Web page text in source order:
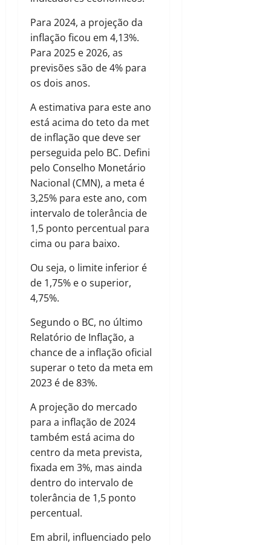
Para 2024, a projeção da
inflação ficou em 4,13%.
Para 2025 e 2026, as
previsões são de 4% para
os dois anos.
A estimativa para este ano
está acima do teto da met
de inflação que deve ser
perseguida pelo BC. Defini
pelo Conselho Monetário
Nacional (CMN), a meta é
3,25% para este ano, com
intervalo de tolerância de
1,5 ponto percentual para
cima ou para baixo.
Ou seja, o limite inferior é
de 1,75% e o superior,
4,75%.
Segundo o BC, no último
Relatório de Inflação, a
chance de a inflação oficial
superar o teto da meta em
2023 é de 83%.
A projeção do mercado
para a inflação de 2024
também está acima do
centro da meta prevista,
fixada em 3%, mas ainda
dentro do intervalo de
tolerância de 1,5 ponto
percentual.
Em abril, influenciado pelo